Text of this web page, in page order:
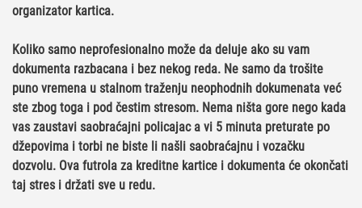
organizator kartica.
Koliko samo neprofesionalno može da deluje ako su vam
dokumenta razbacana i bez nekog reda. Ne samo da trošite
puno vremena u stalnom traženju neophodnih dokumenata već
ste zbog toga i pod čestim stresom. Nema ništa gore nego kada
vas zaustavi saobraćajni policajac a vi 5 minuta preturate po
džepovima i torbi ne biste li našli saobraćajnu i vozačku
dozvolu. Ova futrola za kreditne kartice i dokumenta će okončati
taj stres i držati sve u redu.